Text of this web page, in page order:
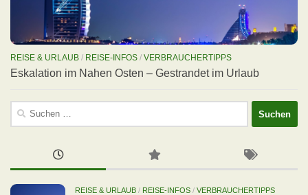
REISE & URLAUB / REISE-INFOS / VERBRAUCHERTIPPS
Eskalation im Nahen Osten – Gestrandet im Urlaub
Suchen
REISE & URLAUB / REISE-INFOS / VERBRAUCHERTIPPS